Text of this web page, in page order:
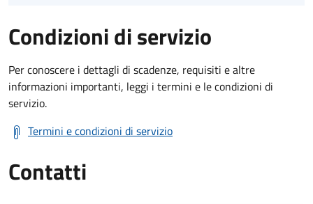
Condizioni di servizio
Per conoscere i dettagli di scadenze, requisiti e altre
informazioni importanti, leggi i termini e le condizioni di
servizio.
Termini e condizioni di servizio
Contatti